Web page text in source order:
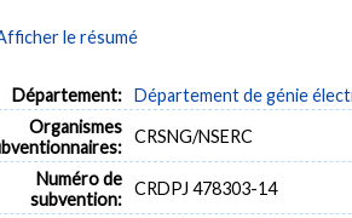
le résumé
Département: Département de génie
Organismes CRSNG/NSERC
Numéro de
subvention:
CRDPJ 478303-14